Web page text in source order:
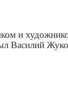
и
Василий